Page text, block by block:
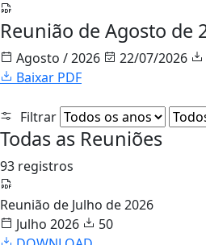
Reunião de Agosto de
Agosto / 2026 22/07/2026
Baixar PDF
Filtrar
Todas as Reuniões
93 registros
Reunião de Julho de 2026
Julho 2026
50